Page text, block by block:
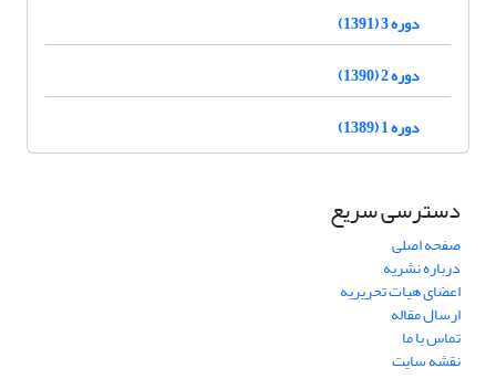
دوره 3 (1391)
دوره 2 (1390)
دوره 1 (1389)
دسترسی سریع
صفحه اصلی
درباره نشریه
اعضای هیات تحریریه
ارسال مقاله
تماس با ما
نقشه سایت